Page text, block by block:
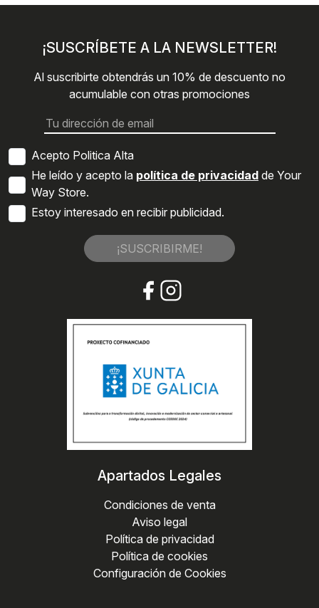
¡SUSCRÍBETE A LA NEWSLETTER!
Al suscribirte obtendrás un 10% de descuento no
acumulable con otras promociones
Acepto Politica Alta
He leído y acepto la política de privacidad de Your
Way Store.
Estoy interesado en recibir publicidad.
¡SUSCRIBIRME!
Apartados Legales
Condiciones de venta
Aviso legal
Política de privacidad
Política de cookies
Configuración de Cookies